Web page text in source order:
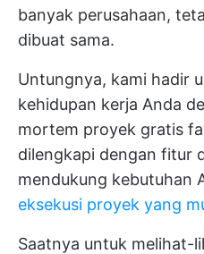
banyak perusahaan,
dibuat sama.
Untungnya, kami hadir
kehidupan kerja Anda
mortem proyek gratis
dilengkapi dengan fitur
mendukung kebutuhan
eksekusi proyek yang
Saatnya untuk melihat-